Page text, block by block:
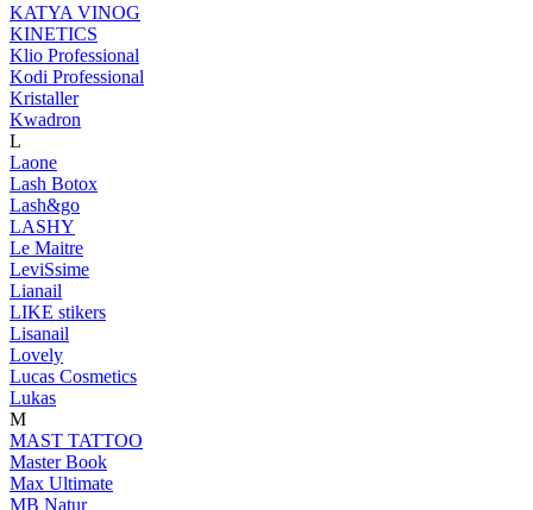
KATYA VINOG
KINETICS
Klio Professional
Kodi Professional
Kristaller
Kwadron
L
Laone
Lash Botox
Lash&go
LASHY
Le Maitre
LeviSsime
Lianail
LIKE stikers
Lisanail
Lovely
Lucas Cosmetics
Lukas
M
MAST TATTOO
Master Book
Max Ultimate
MB Natur